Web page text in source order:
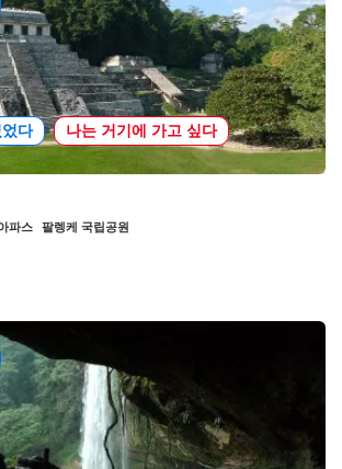
다 나는 거기에 가고 싶다
파스 팔렝케 국립공원